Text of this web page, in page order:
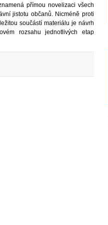
přímou novelizaci všech
jistotu občanů. Nicméně proti
součástí materiálu je návrh
rozsahu jednotlivých etap